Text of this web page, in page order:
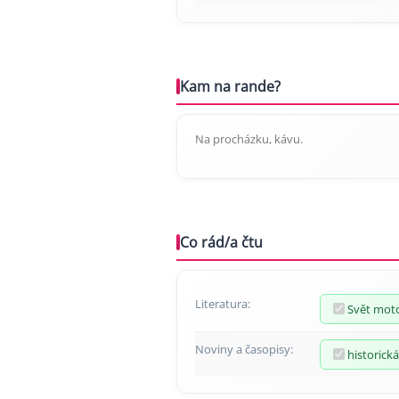
Kam na rande?
Na procházku, kávu.
Co rád/a čtu
Literatura: Svět
Noviny a časopisy: historická